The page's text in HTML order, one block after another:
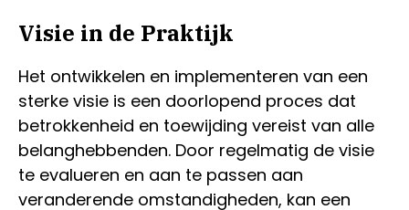
Visie in de Praktijk
Het ontwikkelen en implementeren van een
sterke visie is een doorlopend proces dat
betrokkenheid en toewijding vereist van alle
belanghebbenden. Door regelmatig de visie
te evalueren en aan te passen aan
veranderende omstandigheden, kan een